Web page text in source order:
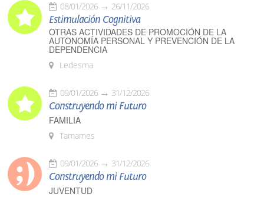
08/01/2026 26/11/2026
Estimulación Cognitiva
OTRAS ACTIVIDADES DE PROMOCIÓN DE LA
AUTONOMÍA PERSONAL Y PREVENCIÓN DE LA
DEPENDENCIA
Ledesma
09/01/2026 31/12/2026
Construyendo mi Futuro
FAMILIA
Tamames
09/01/2026 31/12/2026
Construyendo mi Futuro
JUVENTUD